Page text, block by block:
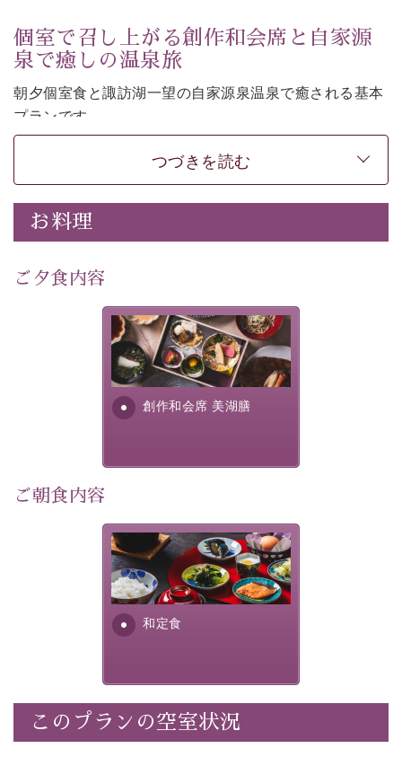
個室で召し上がる創作和会席と自家源
泉で癒しの温泉旅
朝夕個室食と諏訪湖一望の自家源泉温泉で癒される基本
プランです。
諏訪湖を眺めながら幽玄な装飾の館内で静かに寛いでお
-----------【安心への取り組み】----------
個室料亭、貸切風呂のご利用が可能な上、 安心安全にご
滞在いただけるよう
30項目以上からなる独自の衛生・消毒プログラムの基、
徹底した衛生管理を行っております。
---------------------------------------------
・朝夕個室料亭で個室食
・諏訪大社4社を巡る無料参拝バス（事前予約制）
・館内着をご用意
・環境に配慮したアメニティをご用意
・館内フリーWi-Fi
・チェックイン15時、チェックアウト10時
・朝夕個室料亭で個室食
・夕食は地産地消の創作和会席 美湖膳（二十四節気と
・朝食はこだわりの味噌汁をはじめとした和定食
【温泉】
自家源泉「美翠源泉」は酸化の進みが遅く新鮮で若返り
つづきを読む
お料理
ご夕食内容
創作和会席 美湖膳
美湖膳とは諏訪の地で特別を
提供する為に料理長・神原 裕
明が考え出した創作和会席で
す。美しい諏訪湖の幸...
ご朝食内容
和定食
さっぱりとした和食膳に使わ
れる食材は、諏訪の名産品を
ふんだんに取り入れ、安心・
安全を心掛けた長野県産...
このプランの空室状況